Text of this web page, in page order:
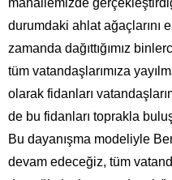
durumdaki ahlat ağaçlarını
zamanda dağıttığımız
tüm vatandaşlarımıza
olarak fidanları
de bu fidanları toprakla
Bu dayanışma modeliyle
devam edeceğiz, tüm